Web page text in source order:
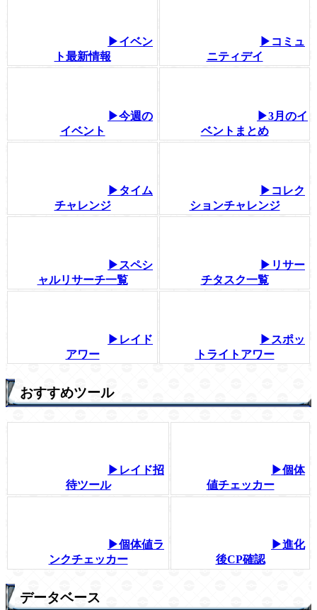
▶イベン
ト最新情報
▶コミュ
ニティデイ
▶今週の
イベント
▶3月のイ
ベントまとめ
▶タイム
チャレンジ
▶コレク
ションチャレンジ
▶スペシ
ャルリサーチ一覧
▶リサー
チタスク一覧
▶レイド
アワー
▶スポッ
トライトアワー
おすすめツール
▶レイド招
待ツール
▶個体
値チェッカー
▶個体値ラ
ンクチェッカー
▶進化
後CP確認
データベース